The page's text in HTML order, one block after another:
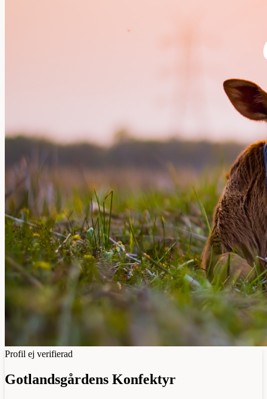
Profil ej verifierad
Gotlandsgårdens Konfektyr